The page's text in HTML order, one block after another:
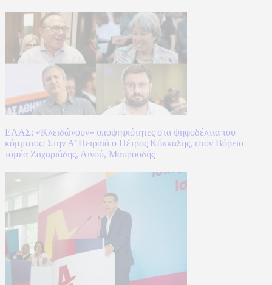
ΕΛΑΣ: «Κλειδώνουν» υποψηφιότητες στα ψηφοδέλτια του
κόμματος: Στην Α’ Πειραιά ο Πέτρος Κόκκαλης, στον Βόρειο
τομέα Ζαχαριάδης, Λινού, Μαυρουδής